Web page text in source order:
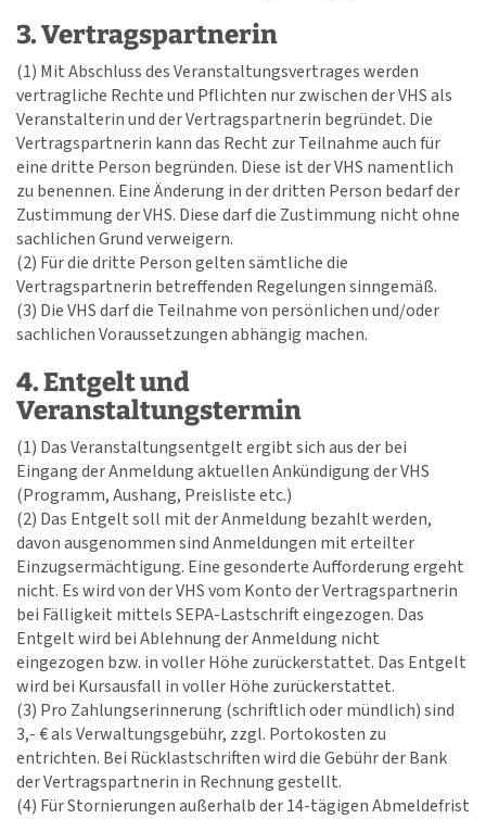
3. Vertragspartnerin
(1) Mit Abschluss des Veranstaltungsvertrages werden
vertragliche Rechte und Pflichten nur zwischen der VHS als
Veranstalterin und der Vertragspartnerin begründet. Die
Vertragspartnerin kann das Recht zur Teilnahme auch für
eine dritte Person begründen. Diese ist der VHS namentlich
zu benennen. Eine Änderung in der dritten Person bedarf der
Zustimmung der VHS. Diese darf die Zustimmung nicht ohne
sachlichen Grund verweigern.
(2) Für die dritte Person gelten sämtliche die
Vertragspartnerin betreffenden Regelungen sinngemäß.
(3) Die VHS darf die Teilnahme von persönlichen und/oder
sachlichen Voraussetzungen abhängig machen.
4. Entgelt und
Veranstaltungstermin
(1) Das Veranstaltungsentgelt ergibt sich aus der bei
Eingang der Anmeldung aktuellen Ankündigung der VHS
(Programm, Aushang, Preisliste etc.)
(2) Das Entgelt soll mit der Anmeldung bezahlt werden,
davon ausgenommen sind Anmeldungen mit erteilter
Einzugsermächtigung. Eine gesonderte Aufforderung ergeht
nicht. Es wird von der VHS vom Konto der Vertragspartnerin
bei Fälligkeit mittels SEPA-Lastschrift eingezogen. Das
Entgelt wird bei Ablehnung der Anmeldung nicht
eingezogen bzw. in voller Höhe zurückerstattet. Das Entgelt
wird bei Kursausfall in voller Höhe zurückerstattet.
(3) Pro Zahlungserinnerung (schriftlich oder mündlich) sind
3,- € als Verwaltungsgebühr, zzgl. Portokosten zu
entrichten. Bei Rücklastschriften wird die Gebühr der Bank
der Vertragspartnerin in Rechnung gestellt.
(4) Für Stornierungen außerhalb der 14-tägigen Abmeldefrist